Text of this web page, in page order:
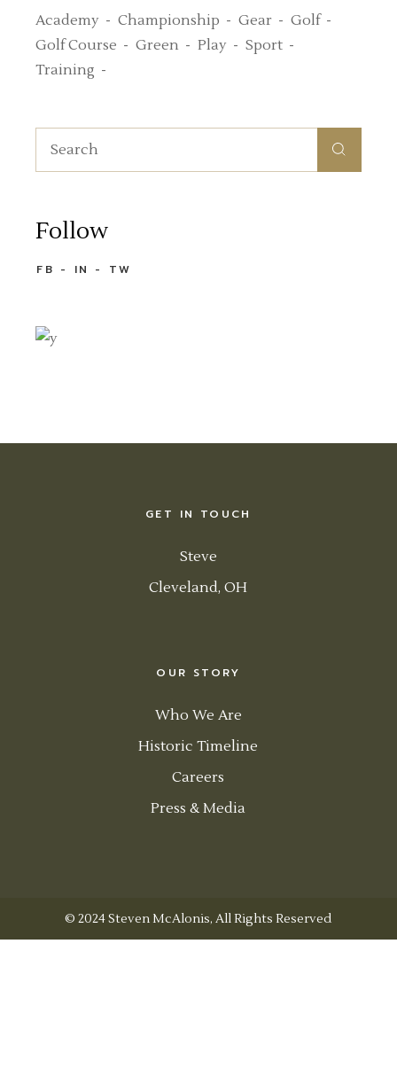
Academy Championship Gear
Golf
Golf Course
Green Play
Sport
Training
Follow
FB IN TW
GET IN TOUCH
Steve
Cleveland, OH
OUR STORY
Who We Are
Historic Timeline
Careers
Press & Media
© 2024 Steven McAlonis, All Rights Reserved